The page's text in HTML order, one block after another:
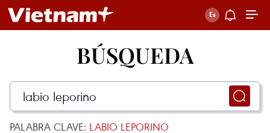
BÚSQUEDA
PALABRA CLAVE: LABIO LEPORINO